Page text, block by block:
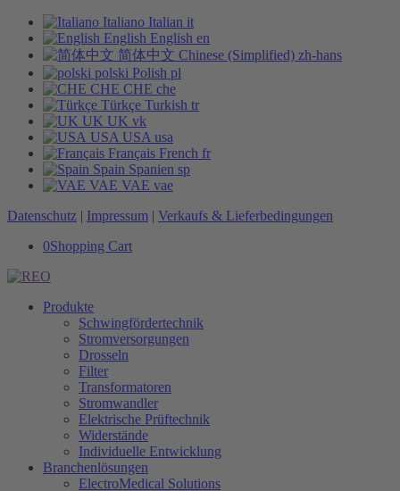
Italiano Italian it
English English en
简体中文 Chinese (Simplified) zh-hans
polski Polish pl
CHE CHE che
Türkçe Turkish tr
UK UK vk
USA USA usa
Français French fr
Spain Spanien sp
VAE VAE vae
Datenschutz | Impressum | Verkaufs & Lieferbedingungen
0Shopping Cart
Produkte
Schwingfördertechnik
Stromversorgungen
Drosseln
Filter
Transformatoren
Stromwandler
Elektrische Prüftechnik
Widerstände
Individuelle Entwicklung
Branchenlösungen
ElectroMedical Solutions